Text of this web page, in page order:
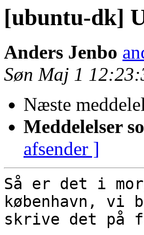
[ubuntu-dk]
Anders Jenbo
Søn Maj 1
Næste
Meddelelser
afsender ]
Så er det i
københavn, vi
skrive det på